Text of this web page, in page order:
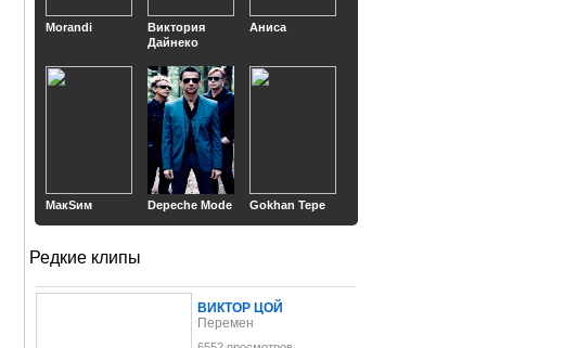
Morandi
Виктория
Дайнеко
Аниса
МакSим Depeche Mode Gokhan Tepe
Редкие клипы
ВИКТОР ЦОЙ
Перемен